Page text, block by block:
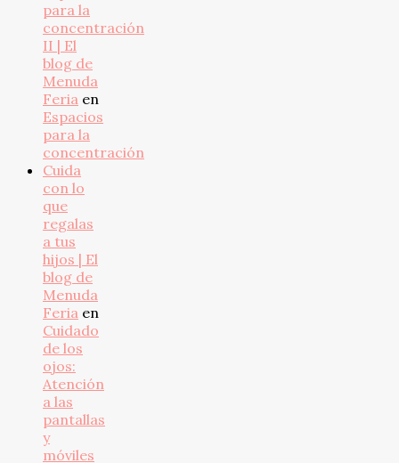
para la
concentración
II | El
blog de
Menuda
Feria en
Espacios
para la
concentración
Cuida
con lo
que
regalas
a tus
hijos | El
blog de
Menuda
Feria en
Cuidado
de los
ojos:
Atención
a las
pantallas
y
móviles